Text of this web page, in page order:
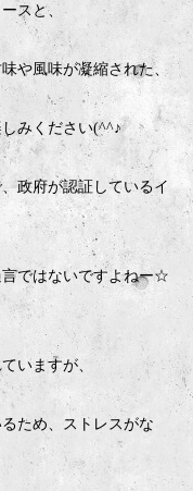
スと、
や風味が凝縮された、
みください(^^♪
政府が認証しているイ
言ではないですよねー☆
いますが、
ため、ストレスがな